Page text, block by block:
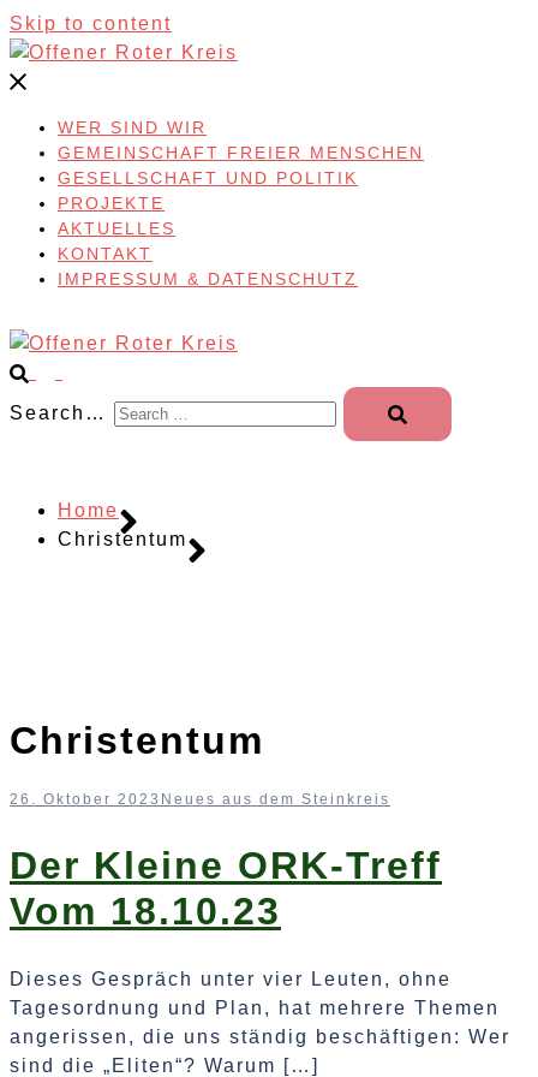
Skip to content
WER SIND WIR
GEMEINSCHAFT FREIER MENSCHEN
GESELLSCHAFT UND POLITIK
PROJEKTE
AKTUELLES
KONTAKT
IMPRESSUM & DATENSCHUTZ
Search…
Home
Christentum
Christentum
26. Oktober 2023 Neues aus dem Steinkreis
Der Kleine ORK-Treff
Vom 18.10.23
Dieses Gespräch unter vier Leuten, ohne
Tagesordnung und Plan, hat mehrere Themen
angerissen, die uns ständig beschäftigen: Wer
sind die „Eliten“? Warum […]